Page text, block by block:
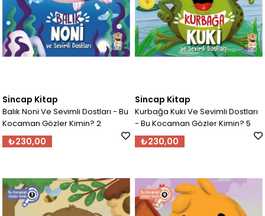
Sincap Kitap
Balık Noni Ve Sevimli Dostları - Bu
Kocaman Gözler Kimin? 2
₺230,00
Sincap Kitap
Kurbağa Kuki Ve Sevimli Dostları
- Bu Kocaman Gözler Kimin? 5
₺230,00